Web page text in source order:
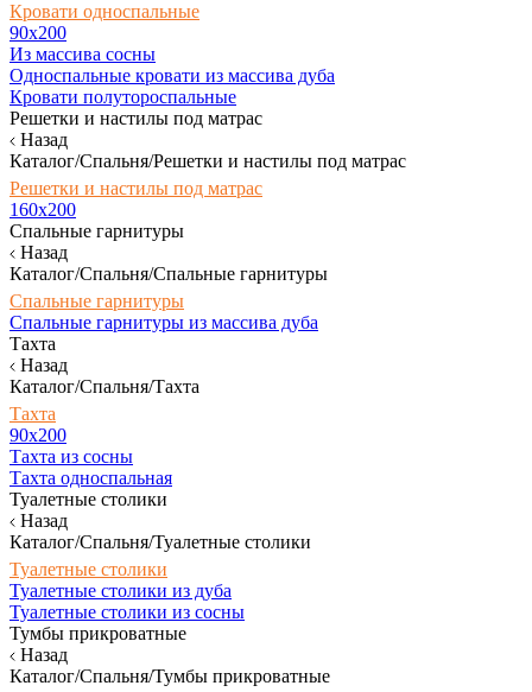
Кровати односпальные
90х200
Из массива сосны
Односпальные кровати из массива дуба
Кровати полутороспальные
Решетки и настилы под матрас
Назад
Каталог/Спальня/Решетки и настилы под матрас
Решетки и настилы под матрас
160х200
Спальные гарнитуры
Назад
Каталог/Спальня/Спальные гарнитуры
Спальные гарнитуры
Спальные гарнитуры из массива дуба
Тахта
Назад
Каталог/Спальня/Тахта
Тахта
90х200
Тахта из сосны
Тахта односпальная
Туалетные столики
Назад
Каталог/Спальня/Туалетные столики
Туалетные столики
Туалетные столики из дуба
Туалетные столики из сосны
Тумбы прикроватные
Назад
Каталог/Спальня/Тумбы прикроватные